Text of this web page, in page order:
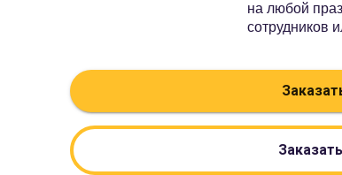
на любой
сотрудников